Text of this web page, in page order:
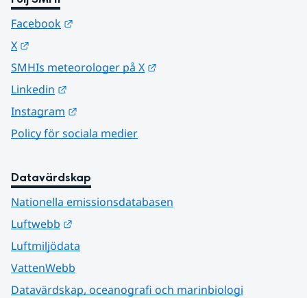
Facebook
X
SMHIs meteorologer på X
Linkedin
Instagram
Policy för sociala medier
Datavärdskap
Nationella emissionsdatabasen
Luftwebb
Luftmiljödata
VattenWebb
Datavärdskap, oceanografi och marinbiologi